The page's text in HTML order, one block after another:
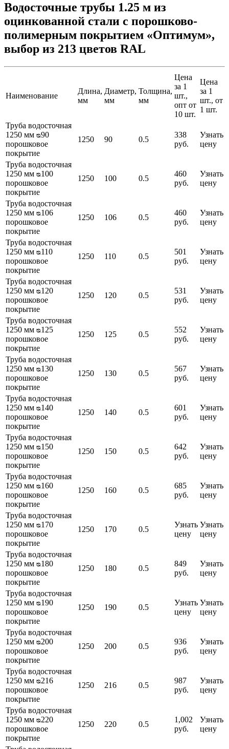
Водосточные трубы 1.25 м из
оцинкованной стали с порошково-
полимерным покрытием «Оптимум»,
выбор из 213 цветов RAL
Наименование
Длина,
мм
Диаметр,
мм
Толщина,
мм
Цена
за 1
шт.,
опт от
10 шт.
Цена
за 1
шт., от
1 шт.
Труба водосточная
1250 мм ᴓ90
порошковое
покрытие
1250 90 0.5
338
руб.
Узнать
цену
Труба водосточная
1250 мм ᴓ100
порошковое
покрытие
1250 100 0.5
460
руб.
Узнать
цену
Труба водосточная
1250 мм ᴓ106
порошковое
покрытие
1250 106 0.5
460
руб.
Узнать
цену
Труба водосточная
1250 мм ᴓ110
порошковое
покрытие
1250 110 0.5
501
руб.
Узнать
цену
Труба водосточная
1250 мм ᴓ120
порошковое
покрытие
1250 120 0.5
531
руб.
Узнать
цену
Труба водосточная
1250 мм ᴓ125
порошковое
покрытие
1250 125 0.5
552
руб.
Узнать
цену
Труба водосточная
1250 мм ᴓ130
порошковое
покрытие
1250 130 0.5
567
руб.
Узнать
цену
Труба водосточная
1250 мм ᴓ140
порошковое
покрытие
1250 140 0.5
601
руб.
Узнать
цену
Труба водосточная
1250 мм ᴓ150
порошковое
покрытие
1250 150 0.5
642
руб.
Узнать
цену
Труба водосточная
1250 мм ᴓ160
порошковое
покрытие
1250 160 0.5
685
руб.
Узнать
цену
Труба водосточная
1250 мм ᴓ170
порошковое
покрытие
1250 170 0.5
Узнать
цену
Узнать
цену
Труба водосточная
1250 мм ᴓ180
порошковое
покрытие
1250 180 0.5
849
руб.
Узнать
цену
Труба водосточная
1250 мм ᴓ190
порошковое
покрытие
1250 190 0.5
Узнать
цену
Узнать
цену
Труба водосточная
1250 мм ᴓ200
порошковое
покрытие
1250 200 0.5
936
руб.
Узнать
цену
Труба водосточная
1250 мм ᴓ216
порошковое
покрытие
1250 216 0.5
987
руб.
Узнать
цену
Труба водосточная
1250 мм ᴓ220
порошковое
покрытие
1250 220 0.5
1,002
руб.
Узнать
цену